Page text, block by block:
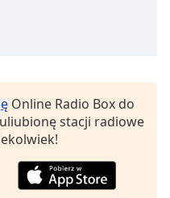
Online Radio Box do
stacji radiowe